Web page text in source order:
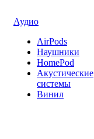
Аудио
AirPods
Наушники
HomePod
Акустические
системы
Винил